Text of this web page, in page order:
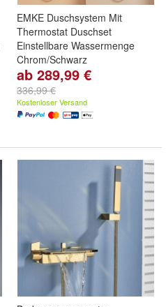
EMKE Duschsystem Mit
Thermostat Duschset
Einstellbare Wassermenge
Chrom/Schwarz
ab 289,99 €
336,99 €
Kostenloser Versand